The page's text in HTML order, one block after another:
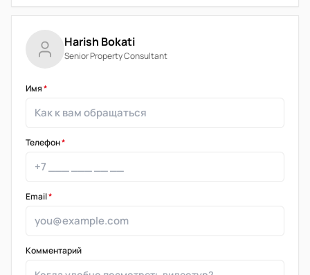
Harish Bokati
Senior Property Consultant
Имя*
Телефон*
Email*
Комментарий